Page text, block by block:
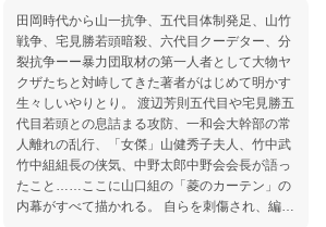
近づいた山口組の終焉 最期まで見届けるか 解
説 鈴木智彦（ジャーナリスト）
田岡時代から山一抗争、五代目体制発足、山竹
戦争、宅見勝若頭暗殺、六代目クーデター、分
裂抗争ーー暴力団取材の第一人者として大物ヤ
クザたちと対峙してきた著者がはじめて明かす
生々しいやりとり。 渡辺芳則五代目や宅見勝五
代目若頭との息詰まる攻防、一和会大幹部の常
人離れの乱行、「女傑」山健秀子夫人、竹中武
竹中組組長の侠気、中野太郎中野会会長が語っ
たこと……ここに山口組の「菱のカーテン」の
内幕がすべて描かれる。 自らを刺傷され、編集